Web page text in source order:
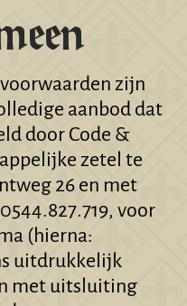
zijn
aanbod dat
door Code &
zetel te
26 en met
voor
(hierna:
uitdrukkelijk
met uitsluiting